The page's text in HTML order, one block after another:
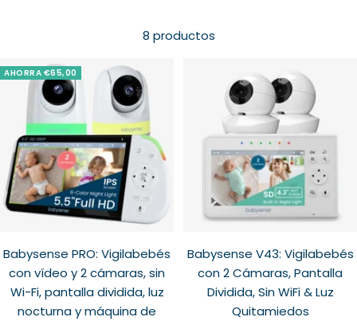
8 productos
AHORRA €65,00
Babysense PRO: Vigilabebés
con vídeo y 2 cámaras, sin
Wi-Fi, pantalla dividida, luz
nocturna y máquina de
Babysense V43: Vigilabebés
con 2 Cámaras, Pantalla
Dividida, Sin WiFi & Luz
Quitamiedos